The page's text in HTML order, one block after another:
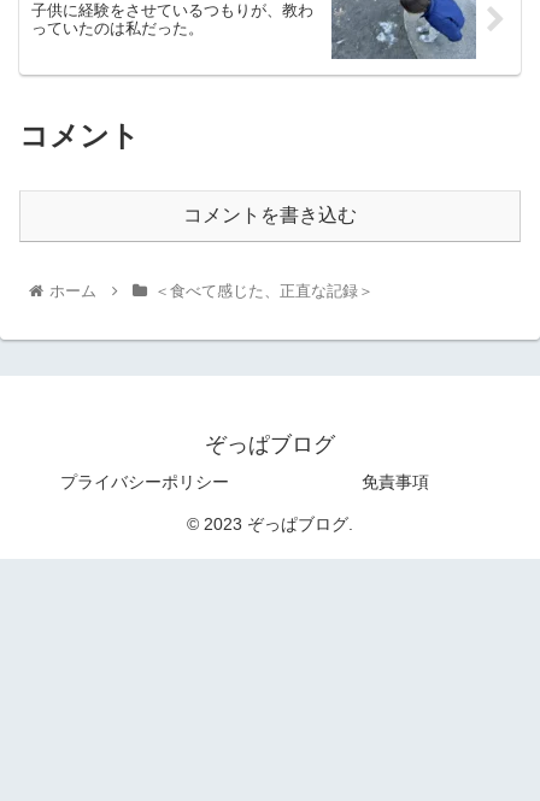
子供に経験をさせているつもりが、教わ
っていたのは私だった。
コメント
コメントを書き込む
ホーム ＜食べて感じた、正直な記録＞
ぞっぱブログ
プライバシーポリシー 免責事項
© 2023 ぞっぱブログ.